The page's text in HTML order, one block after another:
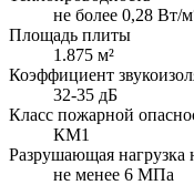
не более 0,28 Вт/
Площадь плиты
1.875 м²
Коэффициент
32-35 дБ
Класс пожарной
КМ1
Разрушающая нагрузка
не менее 6 МПа